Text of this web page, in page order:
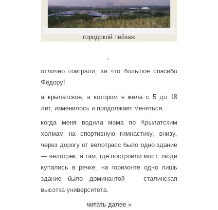
городской пейзаж
。
отлично поиграли, за что большое спасибо
Фёдору!
а крылатское, в котором я жила с 5 до 18
лет, изменилось и продолжает меняться.
когда меня водила мама по Крылатским
холмам на спортивную гимнастику, внизу,
через дорогу от велотрасс было одно здание
— велотрек, а там, где построили мост, люди
купались в речке. на горизонте одно лишь
здание было доминантой — сталинская
высотка университета.
читать далее »